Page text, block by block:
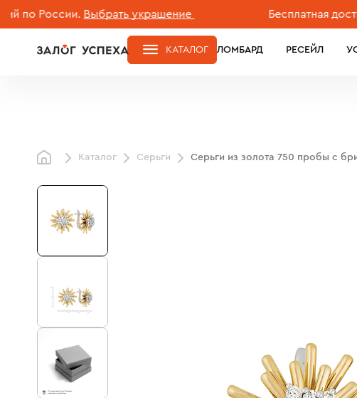
России. Выбрать украшение Бесплатная
ЛОМБАРД РЕСЕЙЛ
КАТАЛОГ
Каталог Серьги Серьги из золота 750 пробы с